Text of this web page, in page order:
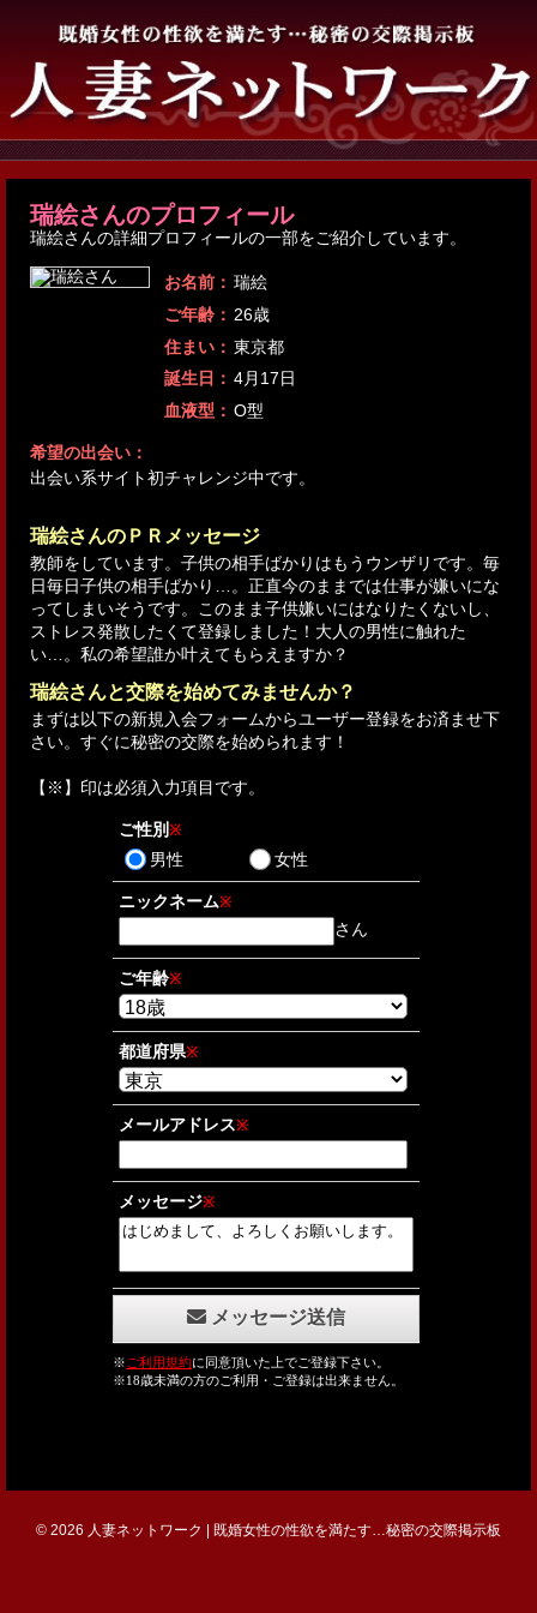
瑞絵さんのプロフィール
瑞絵さんの詳細プロフィールの一部をご紹介しています。
お名前： 瑞絵
ご年齢： 26歳
住まい： 東京都
誕生日： 4月17日
血液型： O型
希望の出会い：
出会い系サイト初チャレンジ中です。
瑞絵さんのＰＲメッセージ
教師をしています。子供の相手ばかりはもうウンザリです。毎
日毎日子供の相手ばかり…。正直今のままでは仕事が嫌いにな
ってしまいそうです。このまま子供嫌いにはなりたくないし、
ストレス発散したくて登録しました！大人の男性に触れた
い…。私の希望誰か叶えてもらえますか？
瑞絵さんと交際を始めてみませんか？
まずは以下の新規入会フォームからユーザー登録をお済ませ下
さい。すぐに秘密の交際を始められます！
【 ※ 】印は必須入力項目です。
© 2026 人妻ネットワーク | 既婚女性の性欲を満たす…秘密の交際掲示板